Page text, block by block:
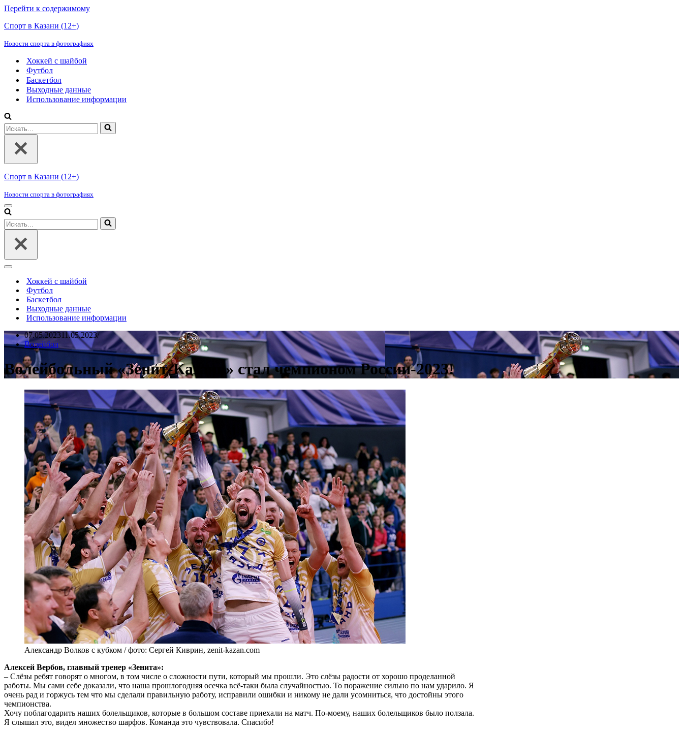
Перейти к содержимому
Спорт в Казани (12+)
Новости спорта в фотографиях
Хоккей с шайбой
Футбол
Баскетбол
Выходные данные
Использование информации
Искать...
Спорт в Казани (12+)
Новости спорта в фотографиях
Меню
навигации
Искать...
Меню
навигацииХоккей с шайбой
Футбол
Баскетбол
Выходные данные
Использование информации
07.05.202311.05.2023
Волейбол
Волейбольный «Зенит-Казань» стал чемпионом России-2023!
Александр Волков с кубком / фото: Сергей Киврин, zenit-kazan.com
Алексей Вербов, главный тренер «Зенита»:
– Слёзы ребят говорят о многом, в том числе о сложности пути, который мы прошли. Это слёзы радости от хорошо проделанной
работы. Мы сами себе доказали, что наша прошлогодняя осечка всё-таки была случайностью. То поражение сильно по нам ударило. Я
очень рад и горжусь тем что мы сделали правильную работу, исправили ошибки и никому не дали усомниться, что достойны этого
чемпионства.
Хочу поблагодарить наших болельщиков, которые в большом составе приехали на матч. По-моему, наших болельщиков было ползала.
Я слышал это, видел множество шарфов. Команда это чувствовала. Спасибо!